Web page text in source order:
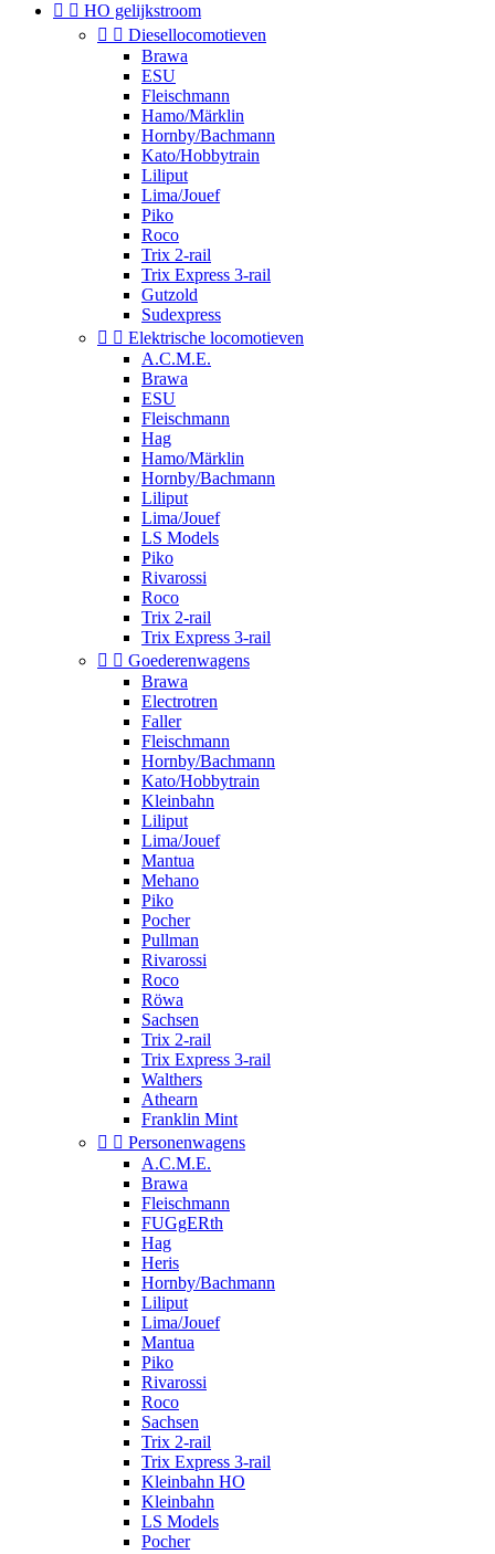
  HO gelijkstroom
  Diesellocomotieven
Brawa
ESU
Fleischmann
Hamo/Märklin
Hornby/Bachmann
Kato/Hobbytrain
Liliput
Lima/Jouef
Piko
Roco
Trix 2-rail
Trix Express 3-rail
Gutzold
Sudexpress
  Elektrische locomotieven
A.C.M.E.
Brawa
ESU
Fleischmann
Hag
Hamo/Märklin
Hornby/Bachmann
Liliput
Lima/Jouef
LS Models
Piko
Rivarossi
Roco
Trix 2-rail
Trix Express 3-rail
  Goederenwagens
Brawa
Electrotren
Faller
Fleischmann
Hornby/Bachmann
Kato/Hobbytrain
Kleinbahn
Liliput
Lima/Jouef
Mantua
Mehano
Piko
Pocher
Pullman
Rivarossi
Roco
Röwa
Sachsen
Trix 2-rail
Trix Express 3-rail
Walthers
Athearn
Franklin Mint
  Personenwagens
A.C.M.E.
Brawa
Fleischmann
FUGgERth
Hag
Heris
Hornby/Bachmann
Liliput
Lima/Jouef
Mantua
Piko
Rivarossi
Roco
Sachsen
Trix 2-rail
Trix Express 3-rail
Kleinbahn HO
Kleinbahn
LS Models
Pocher